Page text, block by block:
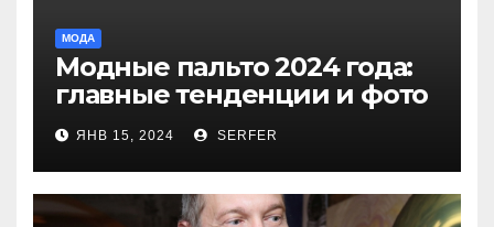
МОДА
Модные пальто 2024 года:
главные тенденции и фото
новинок
ЯНВ 15, 2024 SERFER